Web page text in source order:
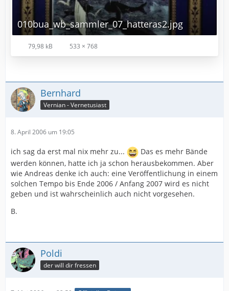
010bua_wb_sammler_07_hatteras2.jpg
79,98 kB 533 × 768
Bernhard
Vernian - Vernetusiast
8. April 2006 um 19:05
ich sag da erst mal nix mehr zu...
Das es mehr Bände
werden können, hatte ich ja schon herausbekommen. Aber
wie Andreas denke ich auch: eine Veröffentlichung in einem
solchen Tempo bis Ende 2006 / Anfang 2007 wird es nicht
geben und ist wahrscheinlich auch nicht vorgesehen.
B.
Poldi
der will dir fressen